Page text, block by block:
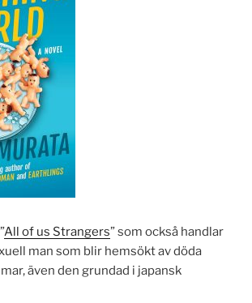
All of us Strangers” som också handlar
man som blir hemsökt av döda
även den grundad i japansk